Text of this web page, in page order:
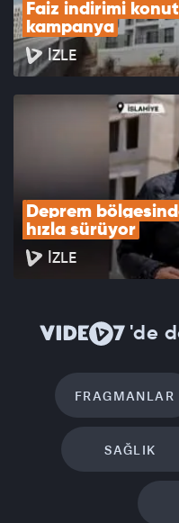
Faiz indirimi
kampanya
İZLE
Deprem
hızla sürüyor
İZLE
'de
FRAGMANLAR
SAĞLIK